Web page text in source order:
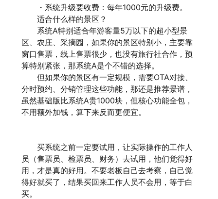
・系统升级要收费：每年1000元的升级费。
适合什么样的景区？
系统A特别适合年游客量5万以下的超小型景
区、农庄、采摘园，如果你的景区特别小，主要靠
窗口售票，线上售票很少，也没有旅行社合作，预
算特别紧张，那系统A是个不错的选择。
但如果你的景区有一定规模，需要OTA对接、
分时预约、分销管理这些功能，那还是推荐景谱 ，
虽然基础版比系统A贵1000块，但核心功能全包，
不用额外加钱，算下来反而更便宜。
买系统之前一定要试用，让实际操作的工作人
员（售票员、检票员、财务）去试用，他们觉得好
用，才是真的好用。不要老板自己去考察，自己觉
得好就买了，结果买回来工作人员不会用，等于白
买。